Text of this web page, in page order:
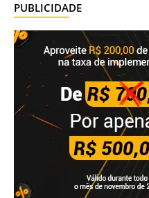
PUBLICIDADE